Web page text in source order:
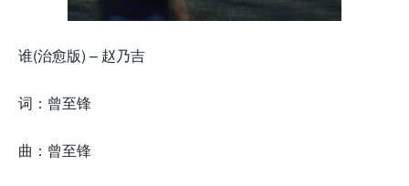
谁(治愈版) – 赵乃吉
词：曾至锋
曲：曾至锋